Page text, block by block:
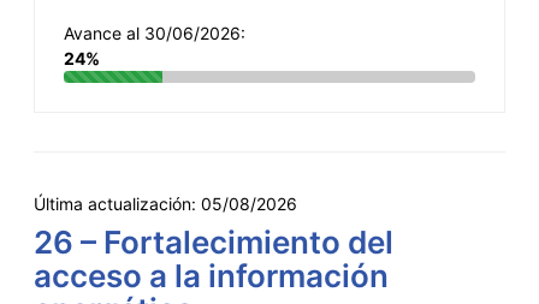
Avance al 30/06/2026:
24%
Última actualización: 05/08/2026
26 – Fortalecimiento del
acceso a la información